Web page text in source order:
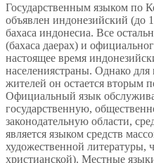
Государственным языком по
объявлен индонезийский (до
бахаса индонесиа. Все
(бахаса даерах) и
настоящее время
населениястраны. Однако
жителей он остается вторым
Официальный язык
государственную,
законодательную области,
является языком средств
художественной литературы,
христианской). Местные